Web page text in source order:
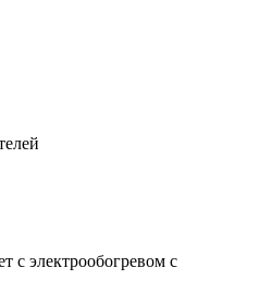
электрообогревом с